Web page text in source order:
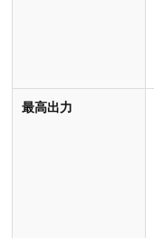
最高出力